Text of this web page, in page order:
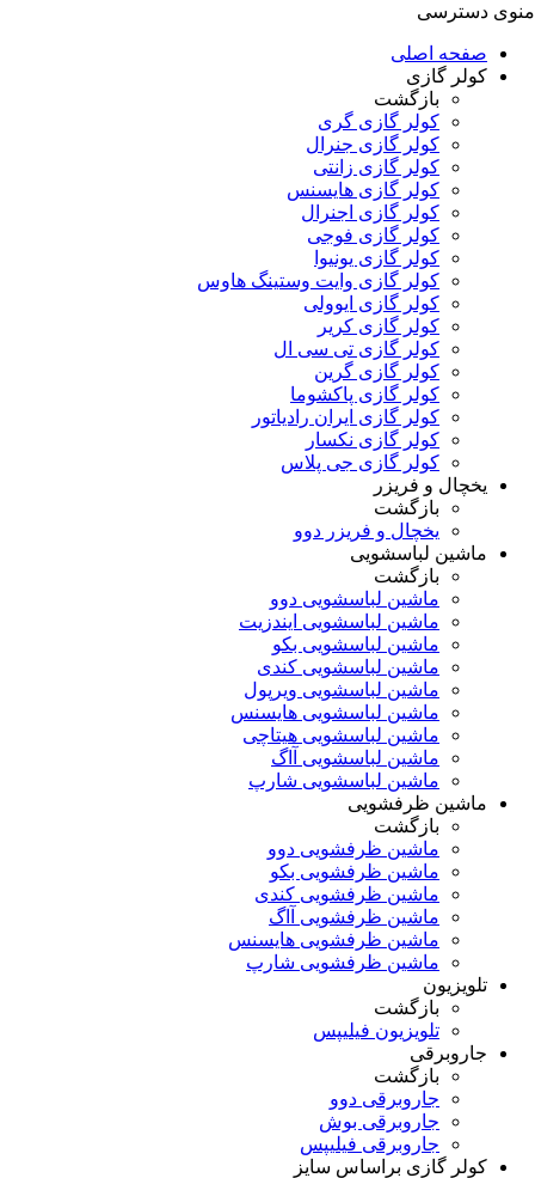
منوی دسترسی
صفحه اصلی
کولر گازی
بازگشت
کولر گازی گری
کولر گازی جنرال
کولر گازی زانتی
کولر گازی هایسنس
کولر گازی اجنرال
کولر گازی فوجی
کولر گازی یونیوا
کولر گازی وایت وستینگ هاوس
کولر گازی ایوولی
کولر گازی کریر
کولر گازی تی سی ال
کولر گازی گرین
کولر گازی پاکشوما
کولر گازی ایران رادیاتور
کولر گازی نکسار
کولر گازی جی پلاس
یخچال و فریزر
بازگشت
یخچال و فریزر دوو
ماشین لباسشویی
بازگشت
ماشین لباسشویی دوو
ماشین لباسشویی ایندزیت
ماشین لباسشویی بکو
ماشین لباسشویی کندی
ماشین لباسشویی ویرپول
ماشین لباسشویی هایسنس
ماشین لباسشویی هیتاچی
ماشین لباسشویی آاگ
ماشین لباسشویی شارپ
ماشین ظرفشویی
بازگشت
ماشین ظرفشویی دوو
ماشین ظرفشویی بکو
ماشین ظرفشویی کندی
ماشین ظرفشویی آاگ
ماشین ظرفشویی هایسنس
ماشین ظرفشویی شارپ
تلویزیون
بازگشت
تلویزیون فیلیپس
جاروبرقی
بازگشت
جاروبرقی دوو
جاروبرقی بوش
جاروبرقی فیلیپس
کولر گازی براساس سایز